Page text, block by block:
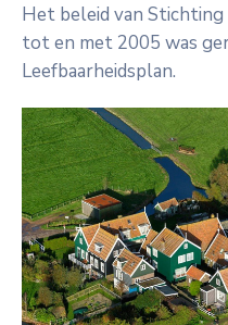
Het beleid van Stichting
tot en met 2005 was
Leefbaarheidsplan.